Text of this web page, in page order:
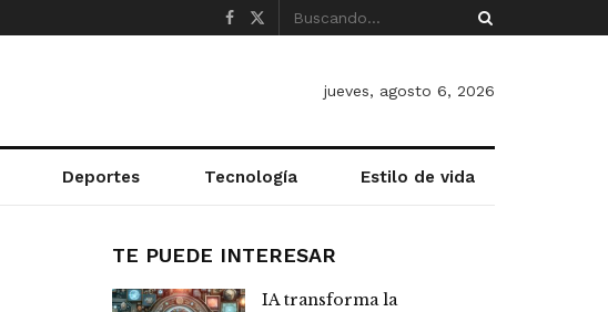
jueves, agosto 6, 2026
Deportes Tecnología Estilo de vida
TE PUEDE INTERESAR
IA transforma la